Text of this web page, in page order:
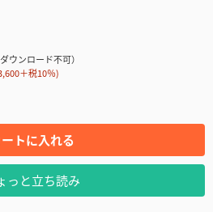
ウンロード不可）
＋税10％)
トに入れる
っと立ち読み